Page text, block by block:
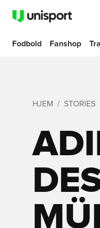
Fodbold Fanshop
HJEM STORIES